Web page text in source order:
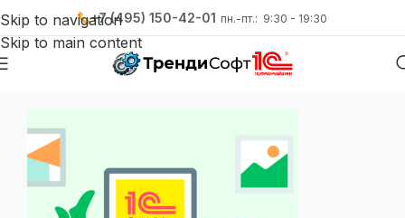
Skip to navigation
Skip to main content
+7 (495) 150-42-01 пн.-пт.: 9:30 - 19:30